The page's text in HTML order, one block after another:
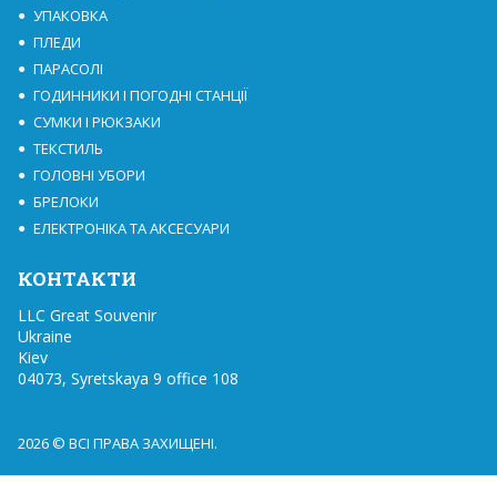
УПАКОВКА
ПЛЕДИ
ПАРАСОЛІ
ГОДИННИКИ І ПОГОДНІ СТАНЦІЇ
СУМКИ І РЮКЗАКИ
ТЕКСТИЛЬ
ГОЛОВНІ УБОРИ
БРЕЛОКИ
ЕЛЕКТРОНІКА ТА АКСЕСУАРИ
КОНТАКТИ
LLC Great Souvenir
Ukraine
Kiev
04073, Syretskaya 9 office 108
2026 © ВСІ ПРАВА ЗАХИЩЕНІ.